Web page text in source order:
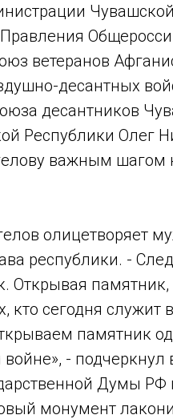
ветеранов
десантных
десантников
Республики Олег
важным шагом
олицетворяет
республики. -
Открывая
кто сегодня
памятник
войне», -
Думы
монумент